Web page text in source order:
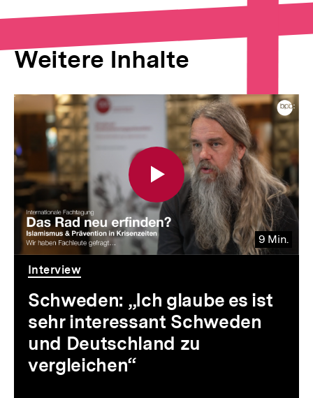
Weitere Inhalte
Inhaltskarousell
für
weitere
Inhalte
Inhaltskarussell
überspringen
9 Min.
Video
Dauer
9
Min.
Interview
Schweden: „Ich glaube es ist
sehr interessant Schweden
und Deutschland zu
vergleichen“